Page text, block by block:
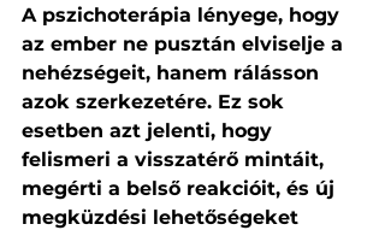
A pszichoterápia lényege, hogy
az ember ne pusztán elviselje a
nehézségeit, hanem rálásson
azok szerkezetére. Ez sok
esetben azt jelenti, hogy
felismeri a visszatérő mintáit,
megérti a belső reakcióit, és új
megküzdési lehetőségeket